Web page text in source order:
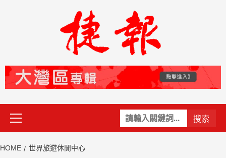
關
鍵
Primary
Menu
HOME 世界旅遊休閒中心